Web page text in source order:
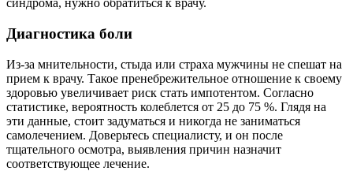
синдрома, нужно обратиться к врачу.
Диагностика боли
Из-за мнительности, стыда или страха мужчины не спешат на
прием к врачу. Такое пренебрежительное отношение к своему
здоровью увеличивает риск стать импотентом. Согласно
статистике, вероятность колеблется от 25 до 75 %. Глядя на
эти данные, стоит задуматься и никогда не заниматься
самолечением. Доверьтесь специалисту, и он после
тщательного осмотра, выявления причин назначит
соответствующее лечение.